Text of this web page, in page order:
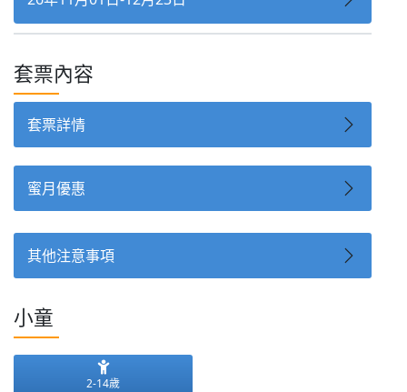
套票內容
套票詳情
蜜月優惠
其他注意事項
小童
2-14歲